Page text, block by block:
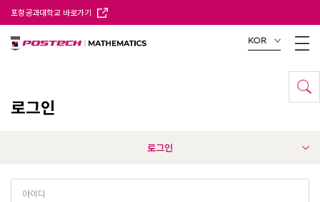
포항공과대학교 바로가기
KOR
로그인
로그인